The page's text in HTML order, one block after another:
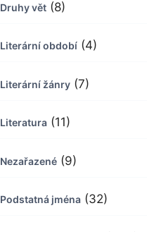
Druhy vět (8)
Literární období (4)
Literární žánry (7)
Literatura (11)
Nezařazené (9)
Podstatná jména (32)